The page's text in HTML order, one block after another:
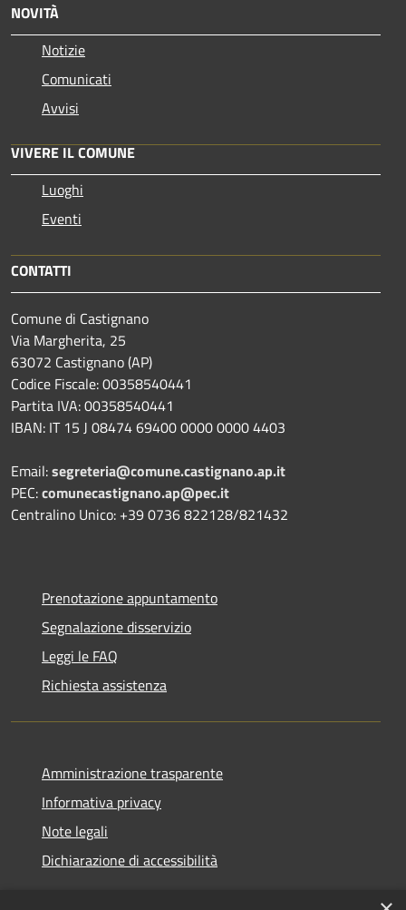
NOVITÀ
Notizie
Comunicati
Avvisi
VIVERE IL COMUNE
Luoghi
Eventi
CONTATTI
Comune di Castignano
Via Margherita, 25
63072 Castignano (AP)
Codice Fiscale: 00358540441
Partita IVA: 00358540441
IBAN: IT 15 J 08474 69400 0000 0000 4403
Email:segreteria@comune.castignano.ap.it
PEC:comunecastignano.ap@pec.it
Centralino Unico: +39 0736 822128/821432
Prenotazione appuntamento
Segnalazione disservizio
Leggi le FAQ
Richiesta assistenza
Amministrazione trasparente
Informativa privacy
Note legali
Dichiarazione di accessibilità